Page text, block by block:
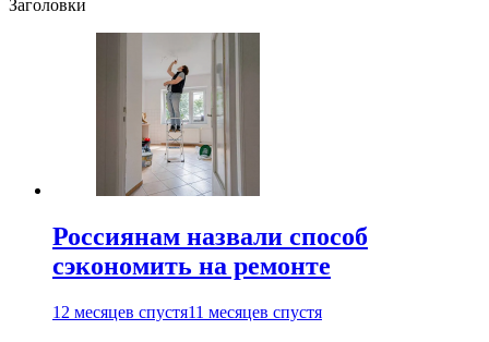
Заголовки
Россиянам назвали способ
сэкономить на ремонте
12 месяцев спустя11 месяцев спустя